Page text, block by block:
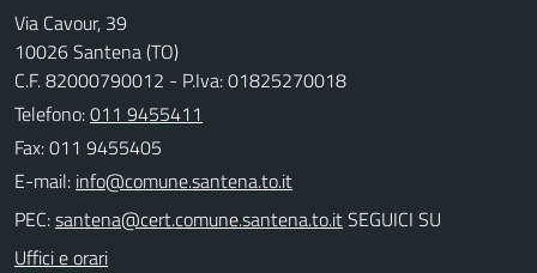
Via Cavour, 39
10026 Santena (TO)
C.F. 82000790012 - P.Iva: 01825270018
Telefono:011 9455411
Fax: 011 9455405
E-mail:
PEC:
SEGUICI SU
Uffici e orari